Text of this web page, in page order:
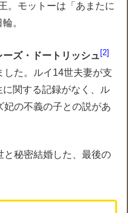
。モットーは「あまたに
。
ズ・ドートリッシュ 2
した。ルイ14世夫妻が支
関する記録がなく、ル
妃の不義の子との説があ
秘密結婚した、最後の